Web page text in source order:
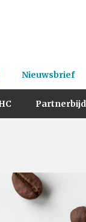
Nieuwsbrief